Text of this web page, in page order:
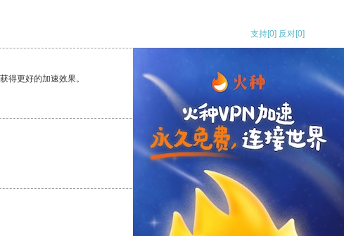
支持[0] 反对[0]
得更好的加速效果。
支持 反对
[0]